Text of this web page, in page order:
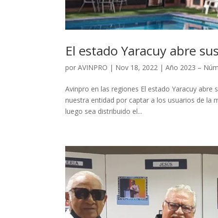
El estado Yaracuy abre
porAVINPRO | Nov 18, 2022 |Año 2023 –
Avinpro en las regiones El estado Yaracuy
nuestra entidad por captar a los usuarios de la
luego sea distribuido el...